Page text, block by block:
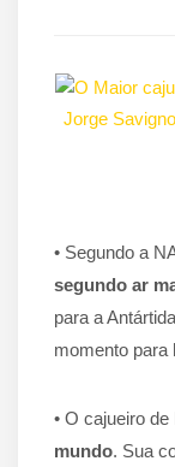
Jorge
• Segundo a
segundo ar
para a
momento para
• O cajueiro
mundo. Sua